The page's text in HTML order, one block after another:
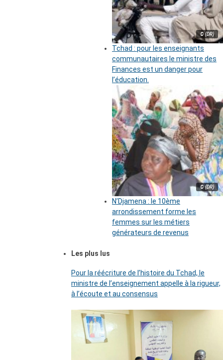
© (DR)
Tchad : pour les enseignants
communautaires le ministre des
Finances est un danger pour
l’éducation.
© (DR)
N’Djamena : le 10ème
arrondissement forme les
femmes sur les métiers
générateurs de revenus
Les plus lus
Pour la réécriture de l’histoire du Tchad, le
ministre de l’enseignement appelle à la rigueur,
à l’écoute et au consensus